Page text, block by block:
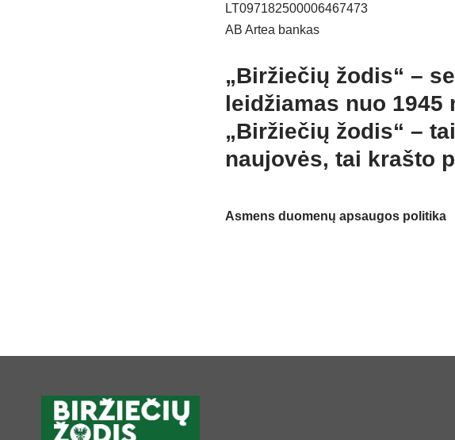
LT097182500006467473
AB Artea bankas
„Biržiečių žodis“ –
leidžiamas nuo 1945
„Biržiečių žodis“ –
naujovės, tai krašto
Asmens duomenų apsaugos politika